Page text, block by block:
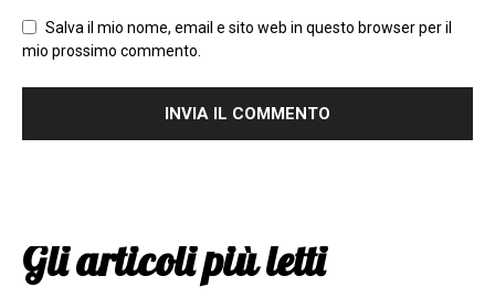
Salva il mio nome, email e sito web in questo browser per il
mio prossimo commento.
Gli articoli più letti